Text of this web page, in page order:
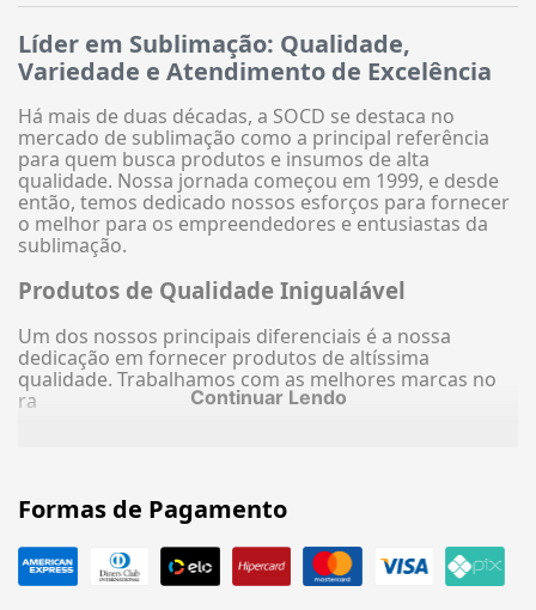
Líder em Sublimação: Qualidade,
Variedade e Atendimento de Excelência
Há mais de duas décadas, a SOCD se destaca no
mercado de sublimação como a principal referência
para quem busca produtos e insumos de alta
qualidade. Nossa jornada começou em 1999, e desde
então, temos dedicado nossos esforços para fornecer
o melhor para os empreendedores e entusiastas da
sublimação.
Produtos de Qualidade Inigualável
Um dos nossos principais diferenciais é a nossa
dedicação em fornecer produtos de altíssima
qualidade. Trabalhamos com as melhores marcas no
ra
Continuar Lendo
Formas de Pagamento